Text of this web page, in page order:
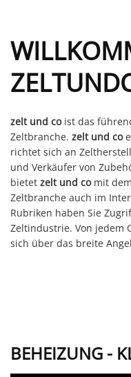
zelt und coist das
Zeltbranche. zelt und co
richtet sich an
und Verkäufer von
bietet zelt und co mit
Zeltbranche auch im
Rubriken haben Sie
Zeltindustrie. Von jedem
sich über das breite
BEHEIZUNG -